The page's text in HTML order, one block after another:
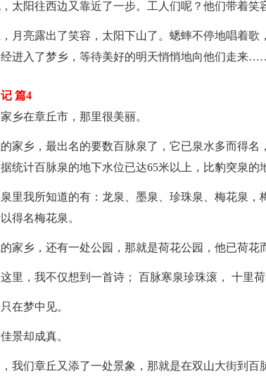
太阳往西边又靠近了一步。工人们呢？他们带着笑
月亮露出了笑容，太阳下山了。蟋蟀不停地唱着
经进入了梦乡，等待美好的明天悄悄地向他们走来
篇4
乡在章丘市，那里很美丽。
家乡，最出名的要数百脉泉了，它已泉水多而得
统计百脉泉的地下水位已达65米以上，比豹突泉的
里我所知道的有：龙泉、墨泉、珍珠泉、梅花泉
得名梅花泉。
家乡，还有一处公园，那就是荷花公园，他已荷花
里，我不仅想到一首诗； 百脉寒泉珍珠滚， 十里荷
在梦中见。
景却成真。
我们章丘又添了一处景象，那就是在双山大街到